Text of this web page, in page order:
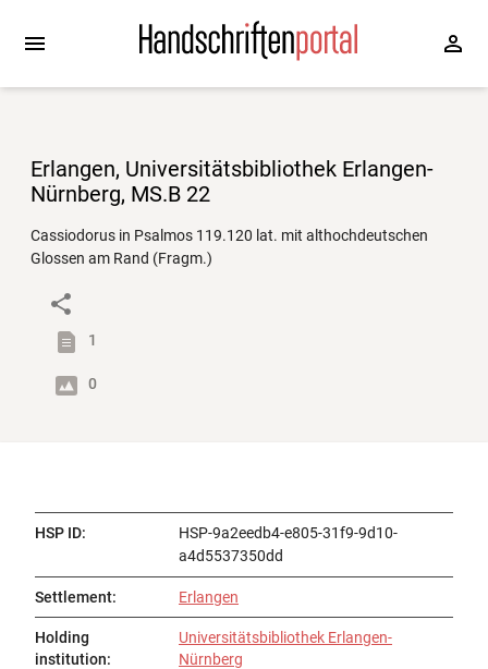
Erlangen, Universitätsbibliothek Erlangen-
Nürnberg, MS.B 22
Cassiodorus in Psalmos 119.120 lat. mit althochdeutschen
Glossen am Rand (Fragm.)
1
0
HSP ID:
HSP-9a2eedb4-e805-31f9-9d10-
a4d5537350dd
Settlement: Erlangen
Holding
institution:
Universitätsbibliothek Erlangen-
Nürnberg